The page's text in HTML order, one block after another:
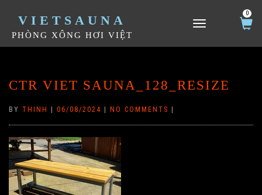
VIETSAUNA
PHÒNG XÔNG HƠI VIỆT
TOGGLE NAVIGATION
0
CTR VIET SAUNA_128_RESIZE
BY THINH 06/08/2024 NO COMMENTS